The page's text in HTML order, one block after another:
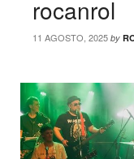
rocanrol
11 AGOSTO, 2025 by